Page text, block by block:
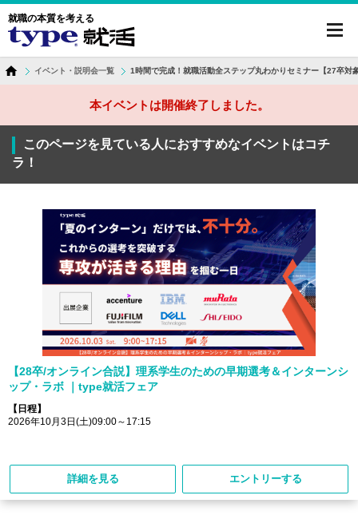
就職の本質を考える
イベント・説明会一覧 1時間で完成！就職活動全ステップ丸わかりセミナー【27卒対
本イベントは開催終了しました。
このページを見ている人におすすめなイベントはコチ
ラ！
【28卒/オンライン合説】理系学生のための早期選考＆インターンシ
ップ・ラボ ｜type就活フェア
【日程】
2026年10月3日(土)09:00～17:15
詳細を見る エントリーする